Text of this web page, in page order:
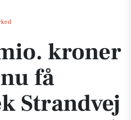
du nu få Taarbæk Strandvej 34 - Se priserne
kroner
få
Strandvej